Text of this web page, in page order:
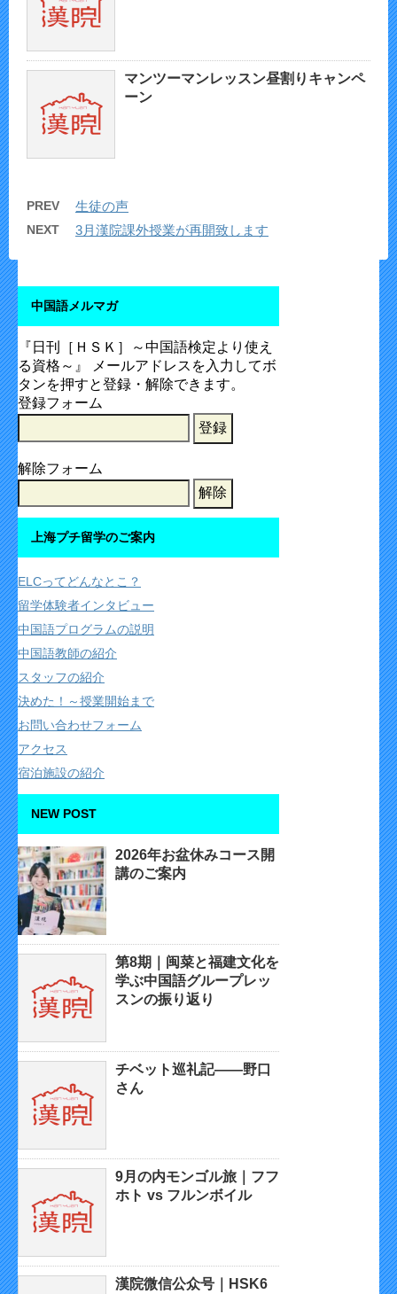
マンツーマンレッスン昼割りキャンペ
ーン
PREV 生徒の声
NEXT 3月漢院課外授業が再開致します
中国語メルマガ
『日刊［ＨＳＫ］～中国語検定より使え
る資格～』 メールアドレスを入力してボ
タンを押すと登録・解除できます。
登録フォーム
解除フォーム
上海プチ留学のご案内
ELCってどんなとこ？
留学体験者インタビュー
中国語プログラムの説明
中国語教師の紹介
スタッフの紹介
決めた！～授業開始まで
お問い合わせフォーム
アクセス
宿泊施設の紹介
NEW POST
2026年お盆休みコース開
講のご案内
第8期｜闽菜と福建文化を
学ぶ中国語グループレッ
スンの振り返り
チベット巡礼記——野口
さん
9月の内モンゴル旅｜フフ
ホト vs フルンボイル
漢院微信公众号｜HSK6